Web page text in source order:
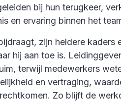
bij hun terugkeer,
en ervaring binnen het
zijn heldere kaders
hij aan toe is.
terwijl medewerkers
en vertraging,
Zo blijft de